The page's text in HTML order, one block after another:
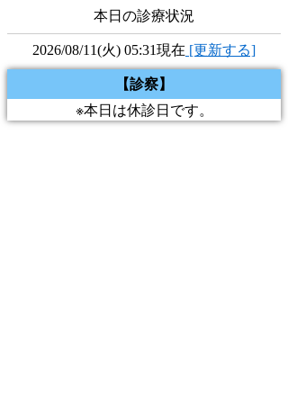
本日の診療状況
2026/08/11(火) 05:31現在 [更新する]
【診察】
※本日は休診日です。